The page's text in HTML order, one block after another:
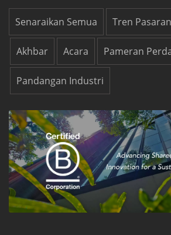
Senaraikan Semua Tren Pasaran
Akhbar Acara Pameran
Pandangan Industri